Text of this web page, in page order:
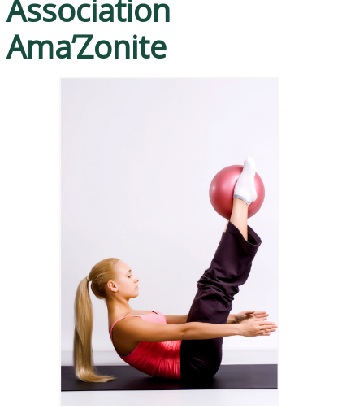
Association
Ama’Zonite